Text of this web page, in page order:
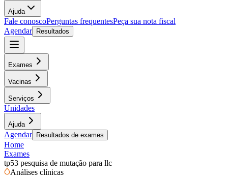
Ajuda
Fale conoscoPerguntas frequentesPeça sua nota fiscal
Agendar
Resultados
Exames
Vacinas
Serviços
Unidades
Ajuda
Agendar Resultados de exames
Home
Exames
tp53 pesquisa de mutação para llc
Análises clínicas